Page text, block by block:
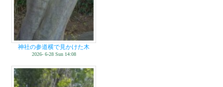
神社の参道横で見かけた木
2026- 6-28 Sun 14:08